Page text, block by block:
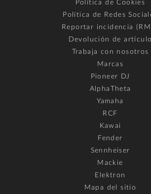
Política de Cookies
Política de Redes
Reportar incidencia
Devolución de artículo
Trabaja con nosotros
Marcas
Pioneer DJ
AlphaTheta
Yamaha
RCF
Kawai
Fender
Sennheiser
Mackie
Elektron
Mapa del sitio